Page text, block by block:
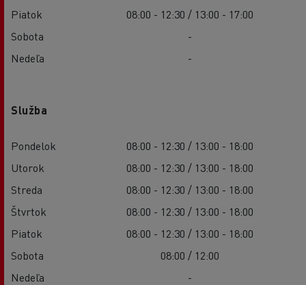
Piatok
08:00 - 12:30 / 13:00 - 17:00
Sobota
-
Nedeľa
-
Služba
Pondelok
08:00 - 12:30 / 13:00 - 18:00
Utorok
08:00 - 12:30 / 13:00 - 18:00
Streda
08:00 - 12:30 / 13:00 - 18:00
Štvrtok
08:00 - 12:30 / 13:00 - 18:00
Piatok
08:00 - 12:30 / 13:00 - 18:00
Sobota
08:00 / 12:00
Nedeľa
-